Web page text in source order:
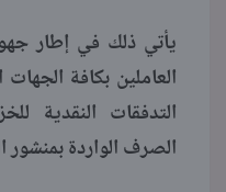
يأتي ذلك في إطار
العاملين بكافة
التدفقات النقدية
الصرف الواردة بمنشور الوزارة